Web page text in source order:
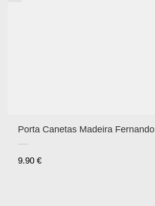
Porta Canetas Madeira
9.90 €